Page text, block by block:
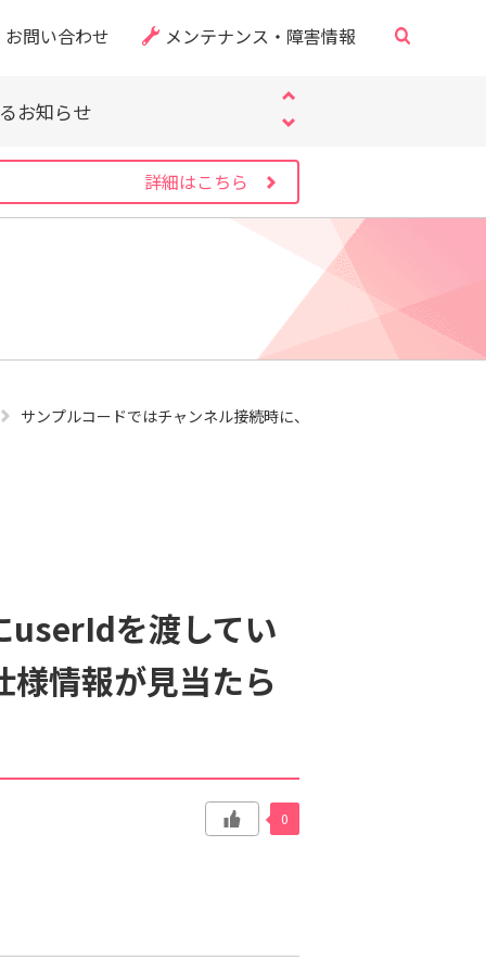
お問い合わせ メンテナンス・障害情報
・CVE-2026-60137）
お知らせ
イト」にご注意ください
お知らせ
詳細はこちら
サンプルコードではチャンネル接続時に、metadataにuserIdを渡
userIdを渡してい
情報が見当たら
0